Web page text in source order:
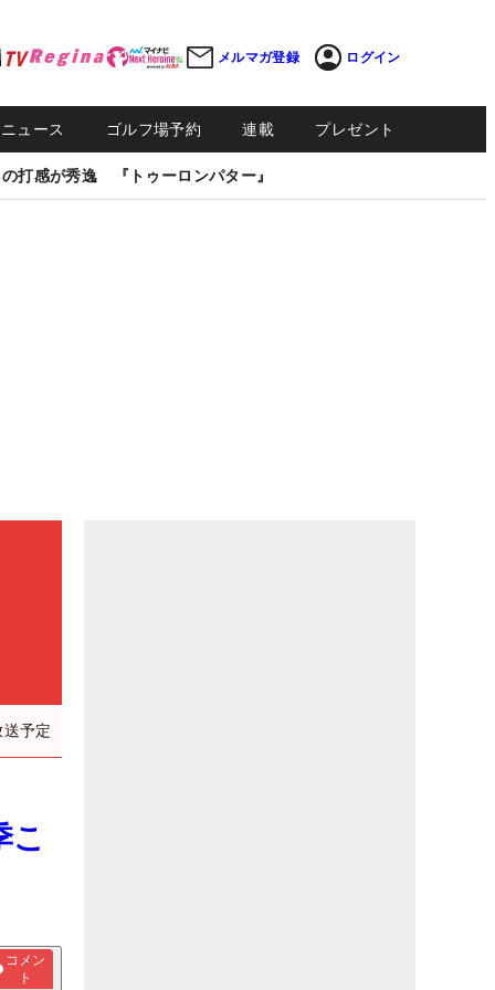
メルマガ登録 ログイン
ュース ゴルフ場予約 連載 プレゼント
打感が秀逸 『トゥーロンパター』
予定
こ
コメン
ト